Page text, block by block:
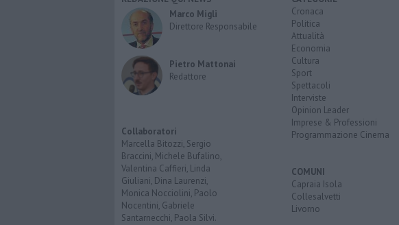
Marco Migli
Direttore Responsabile
Pietro Mattonai
Redattore
Collaboratori
Marcella Bitozzi, Sergio
Braccini, Michele Bufalino,
Valentina Caffieri, Linda
Giuliani, Dina Laurenzi,
Monica Nocciolini, Paolo
Nocentini, Gabriele
Santarnecchi, Paola Silvi.
Cronaca
Politica
Attualità
Economia
Cultura
Sport
Spettacoli
Interviste
Opinion Leader
Imprese & Professioni
Programmazione Cinema
COMUNI
Capraia Isola
Collesalvetti
Livorno